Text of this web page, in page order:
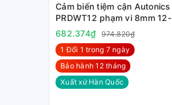
Cảm biến tiệm cận Autonics
PRDWT12 phạm vi 8mm 12-
24VDC
682.374₫
974.820₫
1 Đổi 1 trong 7 ngày
Bảo hành 12 tháng
Xuất xứ Hàn Quốc